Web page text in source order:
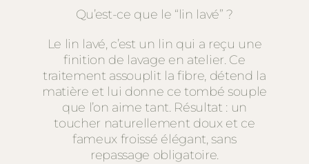
Qu’est-ce que le “lin lavé” ?
Le lin lavé, c’est un lin qui a reçu une
finition de lavage en atelier. Ce
traitement assouplit la fibre, détend la
matière et lui donne ce tombé souple
que l’on aime tant. Résultat : un
toucher naturellement doux et ce
fameux froissé élégant, sans
repassage obligatoire.